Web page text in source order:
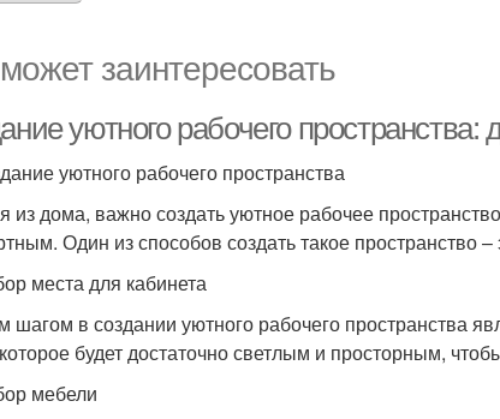
заинтересовать
уютного рабочего
уютного рабочего пространства
из дома, важно создать уютное рабочее
Один из способов создать такое пространство
места для кабинета
шагом в создании уютного рабочего пространства
будет достаточно светлым и просторным,
мебели